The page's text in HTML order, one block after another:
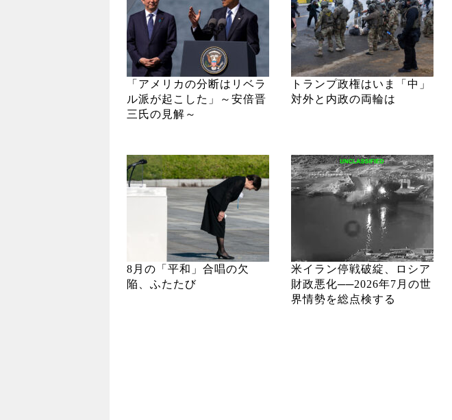
「アメリカの分断はリベラ
ル派が起こした」～安倍晋
三氏の見解～
トランプ政権はいま「中」
対外と内政の両輪は
8月の「平和」合唱の欠
陥、ふたたび
米イラン停戦破綻、ロシア
財政悪化──2026年7月の世
界情勢を総点検する